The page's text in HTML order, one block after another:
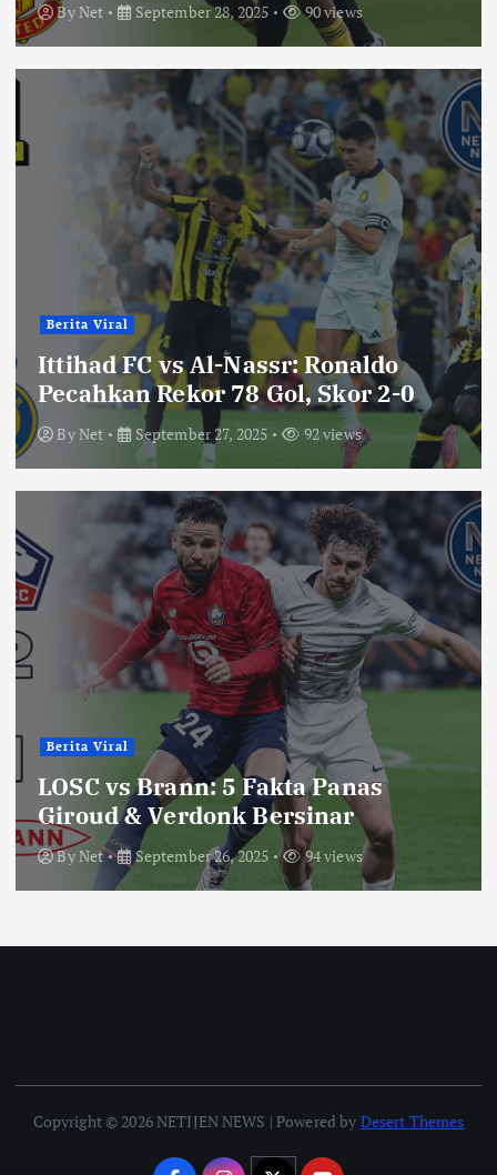
ByNet September 28, 2025 90 views
Berita Viral
Ittihad FC vs Al-Nassr: Ronaldo
Pecahkan Rekor 78 Gol, Skor 2-0
ByNet September 27, 2025 92 views
Berita Viral
LOSC vs Brann: 5 Fakta Panas
Giroud & Verdonk Bersinar
ByNet September 26, 2025 94 views
Copyright © 2026 NETIJEN NEWS | Powered by Desert Themes